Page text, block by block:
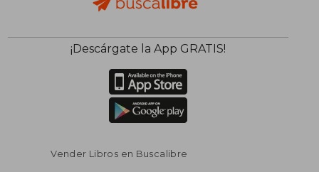
$ 120.86
$ 66.47
40%
dcto.
¡Descárgate la App GRATIS!
Vender Libros en Buscalibre